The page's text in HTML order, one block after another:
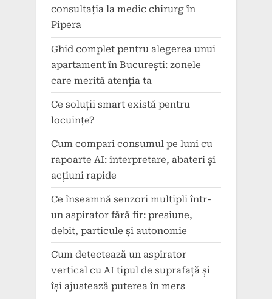
consultația la medic chirurg în
Pipera
Ghid complet pentru alegerea unui
apartament în București: zonele
care merită atenția ta
Ce soluții smart există pentru
locuințe?
Cum compari consumul pe luni cu
rapoarte AI: interpretare, abateri și
acțiuni rapide
Ce înseamnă senzori multipli într-
un aspirator fără fir: presiune,
debit, particule și autonomie
Cum detectează un aspirator
vertical cu AI tipul de suprafață și
își ajustează puterea în mers